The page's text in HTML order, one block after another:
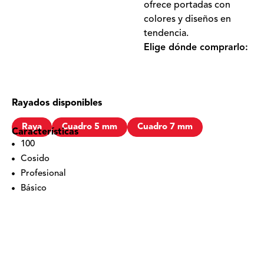
ofrece portadas con
colores y diseños en
tendencia.
Elige dónde comprarlo:
Rayados disponibles
Raya Cuadro 5 mm Cuadro 7 mm
Características
100
Cosido
Profesional
Básico